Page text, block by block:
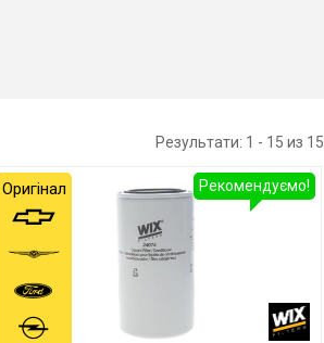
Результати: 1 - 15 из 15
Рекомендуємо!
Оригінал